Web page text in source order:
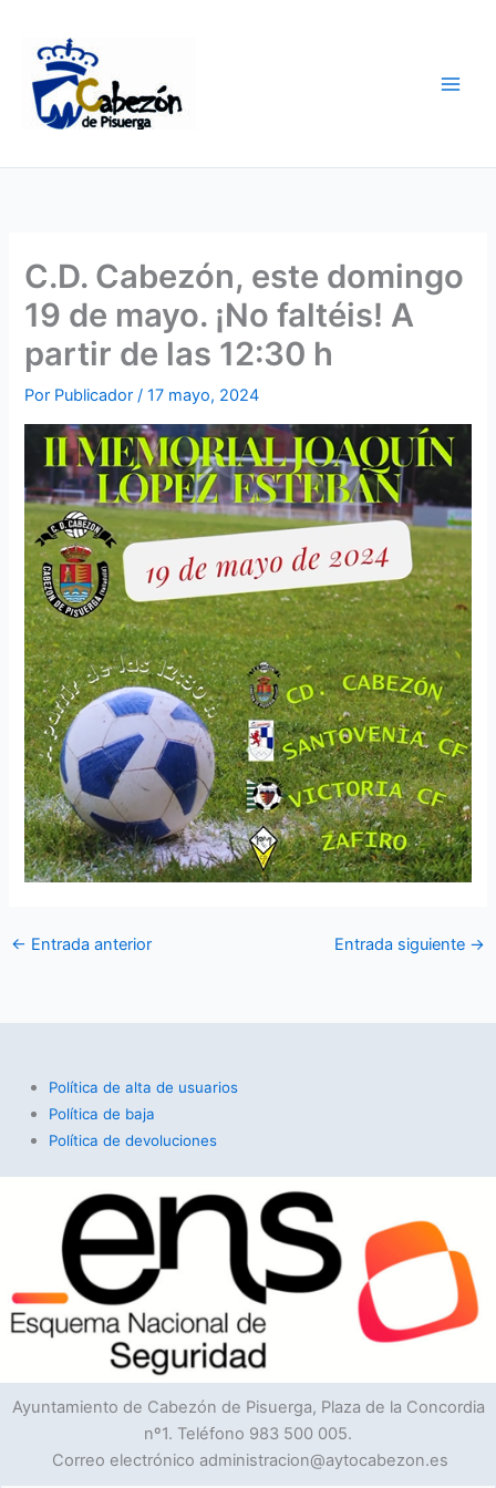
contenido
C.D. Cabezón, este domingo
19 de mayo. ¡No faltéis! A
partir de las 12:30 h
Por Publicador/17 mayo, 2024
← Entrada anterior Entrada siguiente →
Política de alta de usuarios
Política de baja
Política de devoluciones
Ayuntamiento de Cabezón de Pisuerga, Plaza de la Concordia
nº1. Teléfono 983 500 005.
Correo electrónico administracion@aytocabezon.es